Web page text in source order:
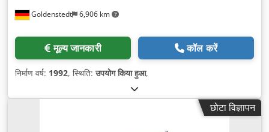
Goldenstedt 6,906 km
मूल्य जानकारी कॉल करें
निर्माण वर्ष: 1992, स्थिति:उपयोग किया हुआ,
छोटा विज्ञापन